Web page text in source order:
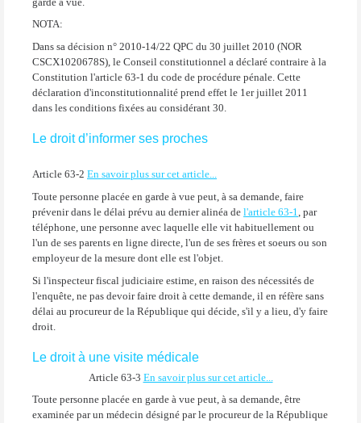
NOTA:
Dans sa décision n° 2010-14/22 QPC du 30 juillet 2010 (NOR
CSCX1020678S), le Conseil constitutionnel a déclaré contraire à la
Constitution l'article 63-1 du code de procédure pénale. Cette
déclaration d'inconstitutionnalité prend effet le 1er juillet 2011
dans les conditions fixées au considérant 30.
Le droit d’informer ses proches
Article 63-2 En savoir plus sur cet article...
Toute personne placée en garde à vue peut, à sa demande, faire
prévenir dans le délai prévu au dernier alinéa de l'article 63-1 , par
téléphone, une personne avec laquelle elle vit habituellement ou
l'un de ses parents en ligne directe, l'un de ses frères et soeurs ou son
employeur de la mesure dont elle est l'objet.
Si l'inspecteur fiscal judiciaire estime, en raison des nécessités de
l'enquête, ne pas devoir faire droit à cette demande, il en réfère sans
délai au procureur de la République qui décide, s'il y a lieu, d'y faire
droit.
Le droit à une visite médicale
Article 63-3 En savoir plus sur cet article...
Toute personne placée en garde à vue peut, à sa demande, être
examinée par un médecin désigné par le procureur de la République